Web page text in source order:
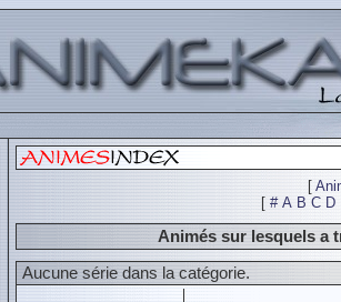
[
[ # A B C D
Animés sur lesquels a
Aucune série dans la catégorie.